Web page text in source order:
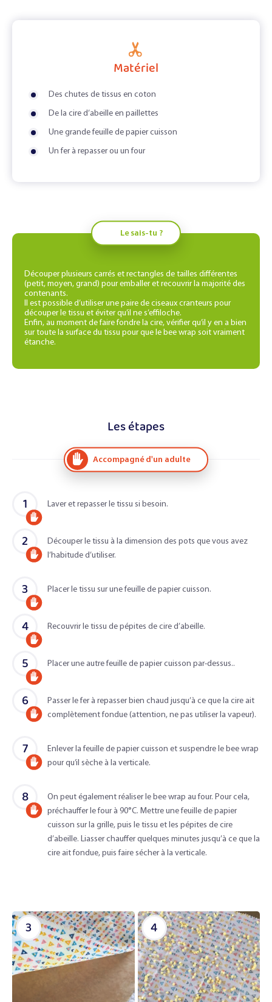
Matériel
Des chutes de tissus en coton
De la cire d’abeille en paillettes
Une grande feuille de papier cuisson
Un fer à repasser ou un four
Le sais-tu ?
Découper plusieurs carrés et rectangles de tailles différentes
(petit, moyen, grand) pour emballer et recouvrir la majorité des
contenants.
Il est possible d’utiliser une paire de ciseaux cranteurs pour
découper le tissu et éviter qu’il ne s’effiloche.
Enfin, au moment de faire fondre la cire, vérifier qu’il y en a bien
sur toute la surface du tissu pour que le bee wrap soit vraiment
étanche.
Les étapes
Accompagné d'un adulte
1
Accompagné
d'un
adulte
Laver et repasser le tissu si besoin.
2
Accompagné
d'un
adulte
Découper le tissu à la dimension des pots que vous avez
l’habitude d’utiliser.
3
Accompagné
d'un
adulte
Placer le tissu sur une feuille de papier cuisson.
4
Accompagné
d'un
adulte
Recouvrir le tissu de pépites de cire d’abeille.
5
Accompagné
d'un
adulte
Placer une autre feuille de papier cuisson par-dessus..
6
Accompagné
d'un
adulte
Passer le fer à repasser bien chaud jusqu’à ce que la cire ait
complètement fondue (attention, ne pas utiliser la vapeur).
7
Accompagné
d'un
adulte
Enlever la feuille de papier cuisson et suspendre le bee wrap
pour qu’il sèche à la verticale.
8
Accompagné
d'un
adulte
On peut également réaliser le bee wrap au four. Pour cela,
préchauffer le four à 90°C. Mettre une feuille de papier
cuisson sur la grille, puis le tissu et les pépites de cire
d’abeille. Liasser chauffer quelques minutes jusqu’à ce que la
cire ait fondue, puis faire sécher à la verticale.
3 4